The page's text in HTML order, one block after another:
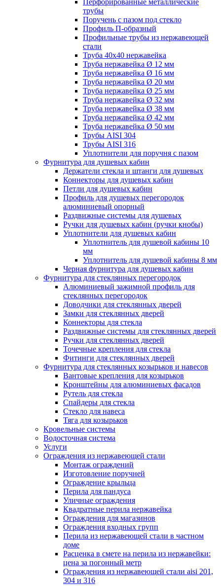
Перфорированные металлические
трубы
Поручень с пазом под стекло
Профиль П-образный
Профильные трубы из нержавеющей
стали
Труба 40х40 нержавейка
Труба нержавейка Ø 12 мм
Труба нержавейка Ø 16 мм
Труба нержавейка Ø 20 мм
Труба нержавейка Ø 25 мм
Труба нержавейка Ø 32 мм
Труба нержавейка Ø 38 мм
Труба нержавейка Ø 42 мм
Труба нержавейка Ø 50 мм
Трубы AISI 304
Трубы AISI 316
Уплотнители для поручня с пазом
Фурнитура для душевых кабин
Держатели стекла и штанги для душевых
Коннекторы для душевых кабин
Петли для душевых кабин
Профиль для душевых перегородок
алюминиевый опорный
Раздвижные сиcтемы для душевых
Ручки для душевых кабин (ручки кнобы)
Уплотнители для душевых кабин
Уплотнитель для душевой кабины 10
мм
Уплотнитель для душевой кабины 8 мм
Черная фурнитура для душевых кабин
Фурнитура для стеклянных перегородок
Алюминиевый зажимной профиль для
стеклянных перегородок
Доводчики для стеклянных дверей
Замки для стеклянных дверей
Коннекторы для стекла
Раздвижные системы для стеклянных дверей
Ручки для стеклянных дверей
Точечные крепления для стекла
Фитинги для стеклянных дверей
Фурнитура для стеклянных козырьков и навесов
Вантовые крепления для козырьков
Кронштейны для алюминиевых фасадов
Рутель для стекла
Спайдеры для стекла
Стекло для навеса
Тяга для козырьков
Кровельные системы
Водосточная система
Услуги
Ограждения из нержавеющей стали
Монтаж ограждений
Изготовление поручней
Ограждение крыльца
Перила для пандуса
Уличные ограждения
Квадратные перила нержавейка
Ограждения для магазинов
Ограждения входных групп
Перила из нержавеющей стали в частном
доме
Расценка в смете на перила из нержавейки:
цена за погонный метр
Ограждения из нержавеющей стали aisi 201,
304 и 316